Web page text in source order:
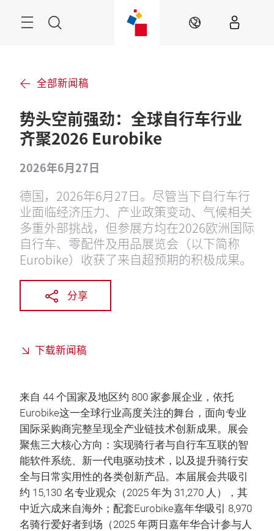
菜
ZH
全部新闻稿
势头空前强劲：全球自行车行业
齐聚2026 Eurobike
2026年6月27日
德国，2026年6月27日。尽管当下自行车行
业面临经济压力、产业政策变动、气候相关
多重外部挑战，但参展方均在2026欧洲国际
自行车、零配件及用品展览会（以下简称
Eurobike）收获了来自超预期的积极成果。
分享
下载新闻稿
来自 44 个国家及地区约 800 家参展企业，依托
Eurobike这一全球行业高度关注的舞台，面向专业
国际采购商完整呈现全产业链技术创新成果。展会
聚焦三大核心方向：实现骑行者与自行车互联的智
能软件系统、新一代电驱动技术，以及提升骑行安
全与日常实用性的各类创新产品。本届展会共吸引
约 15,130 名专业观众（2025 年为 31,270 人），其
中近六成来自海外；配套Eurobike嘉年华吸引 8,970
名骑行爱好者到场（2025 年两日嘉年华合计参与人